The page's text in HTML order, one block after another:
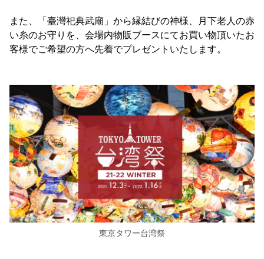
また、「臺灣祀典武廟」から縁結びの神様、月下老人の赤
い糸のお守りを、会場内物販ブースにてお買い物頂いたお
客様でご希望の方へ先着でプレゼントいたします。
東京タワー台湾祭